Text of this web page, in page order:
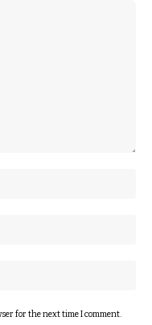
for the next time I comment.